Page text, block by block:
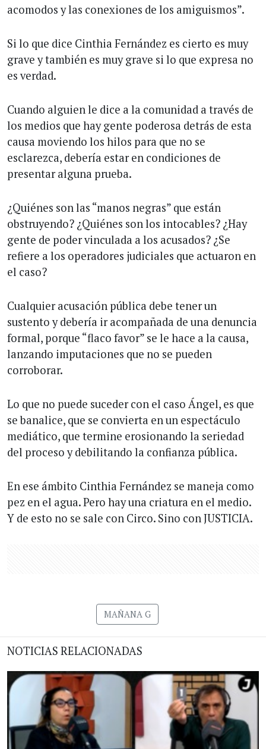
acomodos y las conexiones de los amiguismos”.
Si lo que dice Cinthia Fernández es cierto es muy
grave y también es muy grave si lo que expresa no
es verdad.
Cuando alguien le dice a la comunidad a través de
los medios que hay gente poderosa detrás de esta
causa moviendo los hilos para que no se
esclarezca, debería estar en condiciones de
presentar alguna prueba.
¿Quiénes son las “manos negras” que están
obstruyendo? ¿Quiénes son los intocables? ¿Hay
gente de poder vinculada a los acusados? ¿Se
refiere a los operadores judiciales que actuaron en
el caso?
Cualquier acusación pública debe tener un
sustento y debería ir acompañada de una denuncia
formal, porque “flaco favor” se le hace a la causa,
lanzando imputaciones que no se pueden
corroborar.
Lo que no puede suceder con el caso Ángel, es que
se banalice, que se convierta en un espectáculo
mediático, que termine erosionando la seriedad
del proceso y debilitando la confianza pública.
En ese ámbito Cinthia Fernández se maneja como
pez en el agua. Pero hay una criatura en el medio.
Y de esto no se sale con Circo. Sino con JUSTICIA.
MAÑANA G
NOTICIAS RELACIONADAS